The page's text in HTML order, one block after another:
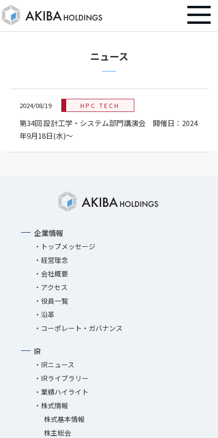
ニュース
2024/08/19 HPC TECH
第34回 設計工学・システム部門講演会 開催日：2024
年9月18日(水)～
企業情報
トップメッセージ
経営理念
会社概要
アクセス
役員一覧
沿革
コーポレート・ガバナンス
IR
IRニュース
IRライブラリー
業績ハイライト
株式情報
株式基本情報
株主総会